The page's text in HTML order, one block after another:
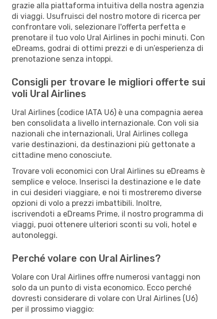
grazie alla piattaforma intuitiva della nostra agenzia
di viaggi. Usufruisci del nostro motore di ricerca per
confrontare voli, selezionare l'offerta perfetta e
prenotare il tuo volo Ural Airlines in pochi minuti. Con
eDreams, godrai di ottimi prezzi e di un’esperienza di
prenotazione senza intoppi.
Consigli per trovare le migliori offerte sui
voli Ural Airlines
Ural Airlines (codice IATA U6) è una compagnia aerea
ben consolidata a livello internazionale. Con voli sia
nazionali che internazionali, Ural Airlines collega
varie destinazioni, da destinazioni più gettonate a
cittadine meno conosciute.
Trovare voli economici con Ural Airlines su eDreams è
semplice e veloce. Inserisci la destinazione e le date
in cui desideri viaggiare, e noi ti mostreremo diverse
opzioni di volo a prezzi imbattibili. Inoltre,
iscrivendoti a eDreams Prime, il nostro programma di
viaggi, puoi ottenere ulteriori sconti su voli, hotel e
autonoleggi.
Perché volare con Ural Airlines?
Volare con Ural Airlines offre numerosi vantaggi non
solo da un punto di vista economico. Ecco perché
dovresti considerare di volare con Ural Airlines (U6)
per il prossimo viaggio: